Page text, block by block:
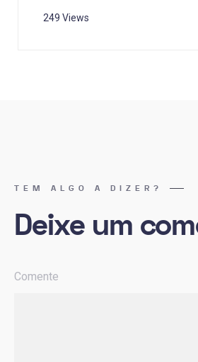
249 Views
TEM ALGO A DIZER?
Deixe um
Comente